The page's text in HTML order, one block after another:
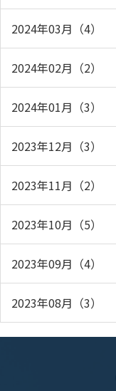
2024年03月（4）
2024年02月（2）
2024年01月（3）
2023年12月（3）
2023年11月（2）
2023年10月（5）
2023年09月（4）
2023年08月（3）